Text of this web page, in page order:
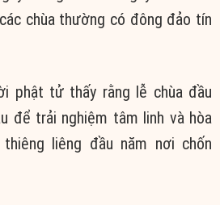
chùa thường có đông đảo tín
phật tử thấy rằng lễ chùa đầu
để trải nghiệm tâm linh và hòa
liêng đầu năm nơi chốn